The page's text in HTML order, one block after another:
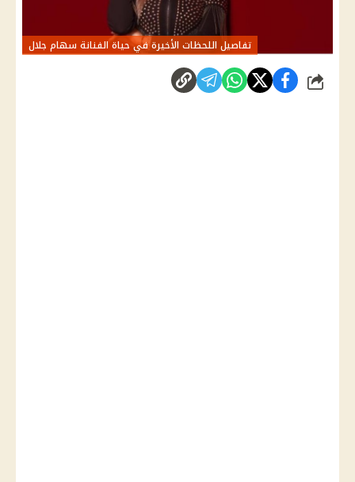
تفاصيل اللحظات الأخيرة في حياة الفنانة سهام جلال
شارك